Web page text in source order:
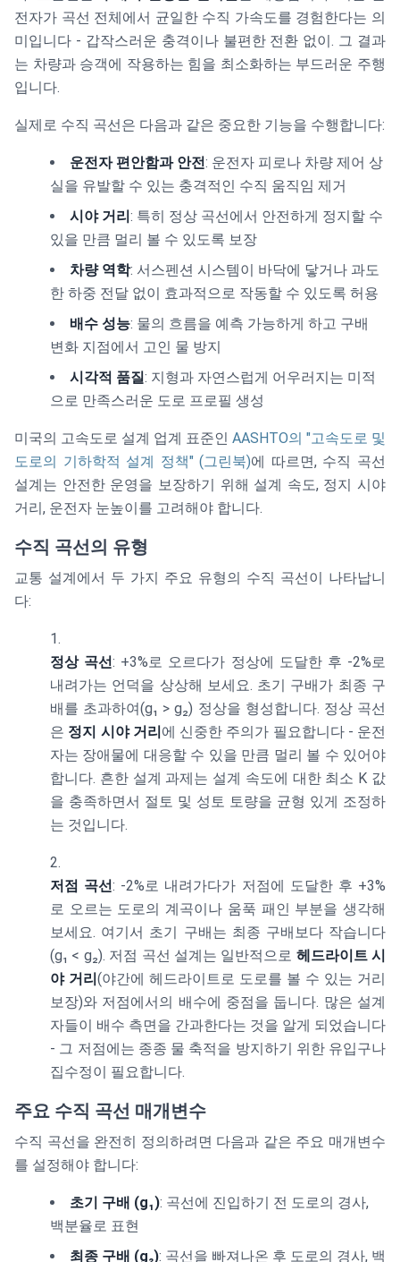
전자가 곡선 전체에서 균일한 수직 가속도를 경험한다는 의
미입니다 - 갑작스러운 충격이나 불편한 전환 없이. 그 결과
는 차량과 승객에 작용하는 힘을 최소화하는 부드러운 주행
입니다.
실제로 수직 곡선은 다음과 같은 중요한 기능을 수행합니다:
운전자 편안함과 안전: 운전자 피로나 차량 제어 상
실을 유발할 수 있는 충격적인 수직 움직임 제거
시야 거리: 특히 정상 곡선에서 안전하게 정지할 수
있을 만큼 멀리 볼 수 있도록 보장
차량 역학: 서스펜션 시스템이 바닥에 닿거나 과도
한 하중 전달 없이 효과적으로 작동할 수 있도록 허용
배수 성능: 물의 흐름을 예측 가능하게 하고 구배
변화 지점에서 고인 물 방지
시각적 품질: 지형과 자연스럽게 어우러지는 미적
으로 만족스러운 도로 프로필 생성
미국의 고속도로 설계 업계 표준인 AASHTO의 "고속도로 및
도로의 기하학적 설계 정책" (그린북)에 따르면, 수직 곡선
설계는 안전한 운영을 보장하기 위해 설계 속도, 정지 시야
거리, 운전자 눈높이를 고려해야 합니다.
수직 곡선의 유형
교통 설계에서 두 가지 주요 유형의 수직 곡선이 나타납니
다:
정상 곡선: +3%로 오르다가 정상에 도달한 후 -2%로
내려가는 언덕을 상상해 보세요. 초기 구배가 최종 구
배를 초과하여(g₁ > g₂) 정상을 형성합니다. 정상 곡선
은 정지 시야 거리에 신중한 주의가 필요합니다 - 운전
자는 장애물에 대응할 수 있을 만큼 멀리 볼 수 있어야
합니다. 흔한 설계 과제는 설계 속도에 대한 최소 K 값
을 충족하면서 절토 및 성토 토량을 균형 있게 조정하
는 것입니다.
저점 곡선: -2%로 내려가다가 저점에 도달한 후 +3%
로 오르는 도로의 계곡이나 움푹 패인 부분을 생각해
보세요. 여기서 초기 구배는 최종 구배보다 작습니다
(g₁ < g₂). 저점 곡선 설계는 일반적으로 헤드라이트 시
야 거리(야간에 헤드라이트로 도로를 볼 수 있는 거리
보장)와 저점에서의 배수에 중점을 둡니다. 많은 설계
자들이 배수 측면을 간과한다는 것을 알게 되었습니다
- 그 저점에는 종종 물 축적을 방지하기 위한 유입구나
집수정이 필요합니다.
주요 수직 곡선 매개변수
수직 곡선을 완전히 정의하려면 다음과 같은 주요 매개변수
를 설정해야 합니다:
초기 구배 (g₁): 곡선에 진입하기 전 도로의 경사,
백분율로 표현
최종 구배 (g₂): 곡선을 빠져나온 후 도로의 경사, 백